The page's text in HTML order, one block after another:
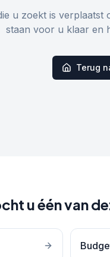
u zoekt is
staan voor u klaar en
Terug
u één van